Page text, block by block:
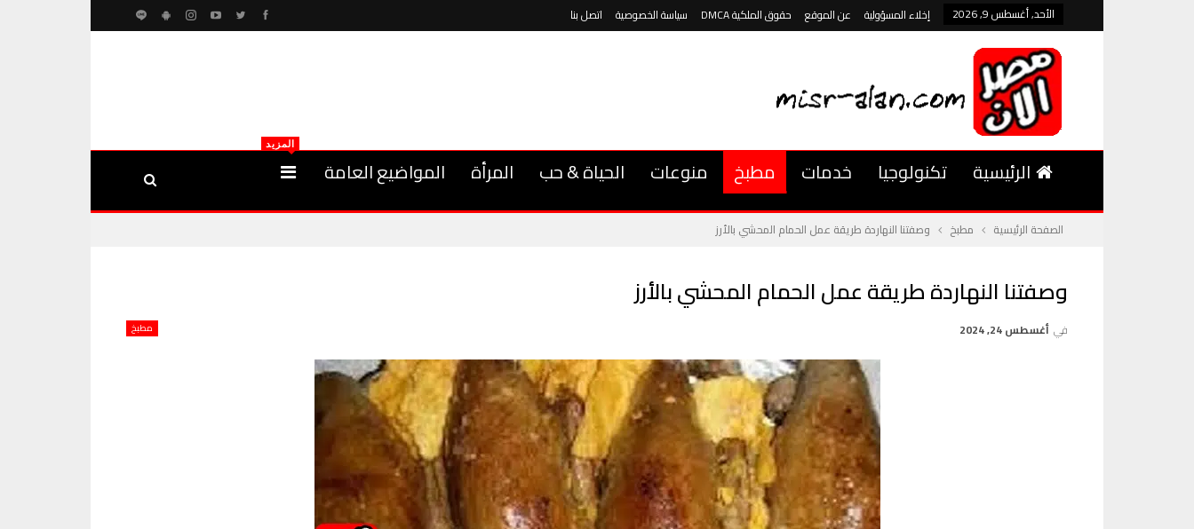
الأحد, أغسطس 9, 2026 إخلاء المسؤولية عن الموقع حقوق الملكية DMCA سياسة الخصوصية اتصل بنا
الرئيسية تكنولوجيا خدمات مطبخ منوعات الحياة & حب المرأة المواضيع العامة
المزيد
الصفحة الرئيسية مطبخ وصفتنا النهاردة طريقة عمل الحمام المحشي بالأرز
وصفتنا النهاردة طريقة عمل الحمام المحشي بالأرز
مطبخ في أغسطس 24, 2024